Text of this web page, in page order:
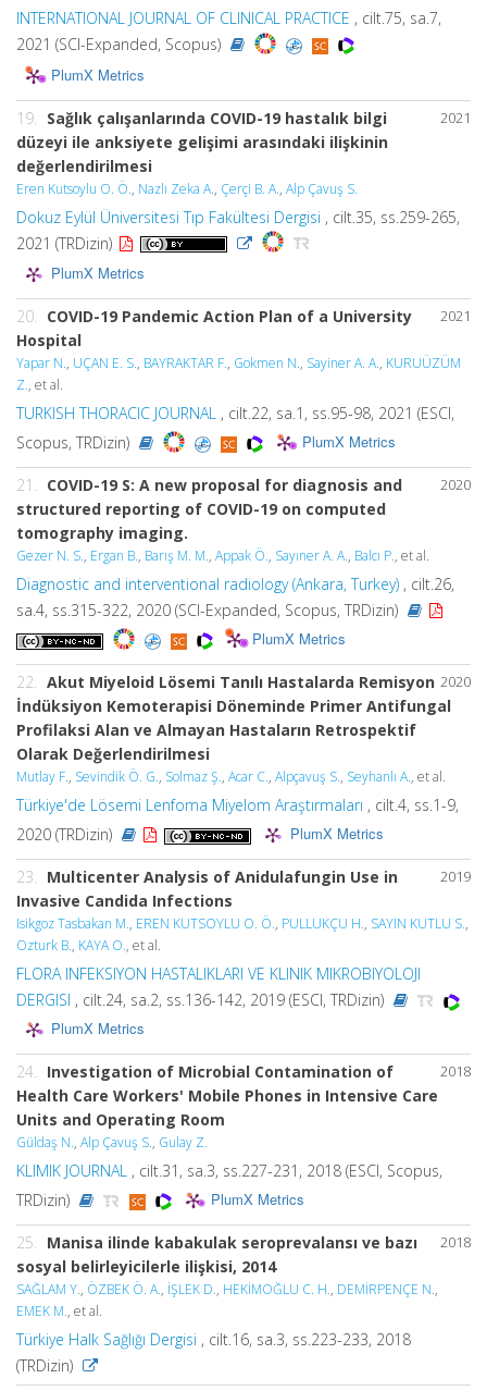
INTERNATIONAL JOURNAL OF CLINICAL PRACTICE , cilt.75, sa.7,
2021 (SCI-Expanded, Scopus)
PlumX Metrics
2021
19.
Sağlık çalışanlarında COVID-19 hastalık bilgi
düzeyi ile anksiyete gelişimi arasındaki ilişkinin
değerlendirilmesi
Eren Kutsoylu O. Ö., Nazlı Zeka A., Çerçi B. A., Alp Çavuş S.
Dokuz Eylül Üniversitesi Tıp Fakültesi Dergisi , cilt.35, ss.259-265,
2021 (TRDizin)
PlumX Metrics
2021
20. COVID-19 Pandemic Action Plan of a University
Hospital
Yapar N., UÇAN E. S., BAYRAKTAR F., Gokmen N., Sayiner A. A., KURUÜZÜM
Z., et al.
TURKISH THORACIC JOURNAL , cilt.22, sa.1, ss.95-98, 2021 (ESCI,
Scopus, TRDizin)
PlumX Metrics
2020
21. COVID-19 S: A new proposal for diagnosis and
structured reporting of COVID-19 on computed
tomography imaging.
Gezer N. S., Ergan B., Barış M. M., Appak Ö., Sayıner A. A., Balcı P., et al.
Diagnostic and interventional radiology (Ankara, Turkey) , cilt.26,
sa.4, ss.315-322, 2020 (SCI-Expanded, Scopus, TRDizin)
PlumX Metrics
2020
22. Akut Miyeloid Lösemi Tanılı Hastalarda Remisyon
İndüksiyon Kemoterapisi Döneminde Primer Antifungal
Profilaksi Alan ve Almayan Hastaların Retrospektif
Olarak Değerlendirilmesi
Mutlay F., Sevindik Ö. G., Solmaz Ş., Acar C., Alpçavuş S., Seyhanlı A., et al.
Türkiye'de Lösemi Lenfoma Miyelom Araştırmaları , cilt.4, ss.1-9,
2020 (TRDizin)
PlumX Metrics
2019
23. Multicenter Analysis of Anidulafungin Use in
Invasive Candida Infections
Isikgoz Tasbakan M., EREN KUTSOYLU O. Ö., PULLUKÇU H., SAYIN KUTLU S.,
Ozturk B., KAYA O., et al.
FLORA INFEKSIYON HASTALIKLARI VE KLINIK MIKROBIYOLOJI
DERGISI , cilt.24, sa.2, ss.136-142, 2019 (ESCI, TRDizin)
PlumX Metrics
2018
24. Investigation of Microbial Contamination of
Health Care Workers' Mobile Phones in Intensive Care
Units and Operating Room
Güldaş N., Alp Çavuş S., Gulay Z.
KLIMIK JOURNAL , cilt.31, sa.3, ss.227-231, 2018 (ESCI, Scopus,
TRDizin)
PlumX Metrics
2018
25. Manisa ilinde kabakulak seroprevalansı ve bazı
sosyal belirleyicilerle ilişkisi, 2014
SAĞLAM Y., ÖZBEK Ö. A., İŞLEK D., HEKİMOĞLU C. H., DEMİRPENÇE N.,
EMEK M., et al.
Türkiye Halk Sağlığı Dergisi , cilt.16, sa.3, ss.223-233, 2018
(TRDizin)